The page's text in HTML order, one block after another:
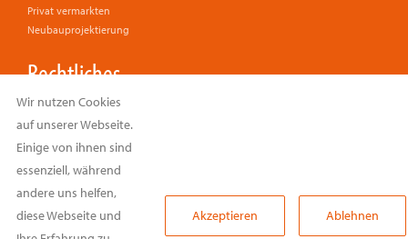
Privat vermarkten
Neubauprojektierung
Rechtliches
Impressum
Datenschutzerklärung
Cookie Einstellungen
Gewinnspiel-Teilnahmebedingungen
Barrierefreie Homepage
Wir nutzen Cookies
auf unserer Webseite.
Einige von ihnen sind
essenziell, während
andere uns helfen,
diese Webseite und
Akzeptieren Ablehnen